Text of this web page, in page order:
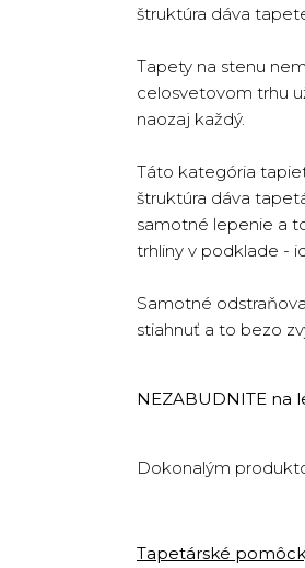
štruktúra dáva
Tapety na stenu
celosvetovom trhu
naozaj každý.
Táto kategória
štruktúra dáva
samotné lepenie a
trhliny v podklade -
Samotné
stiahnuť a to bezo
NEZABUDNITE na
Dokonalým
Tapetárské